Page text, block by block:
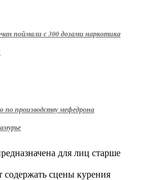
поймали с 300 дозами наркотика
по производству мефедрона
для лиц старше
содержать сцены курения